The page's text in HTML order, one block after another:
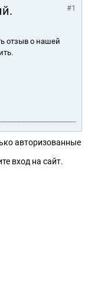
#1
отзыв о нашей
авторизованные
вход на сайт.